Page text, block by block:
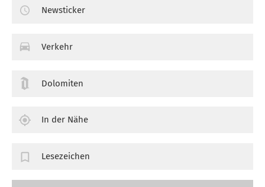
Newsticker
Verkehr
Dolomiten
In der Nähe
Lesezeichen